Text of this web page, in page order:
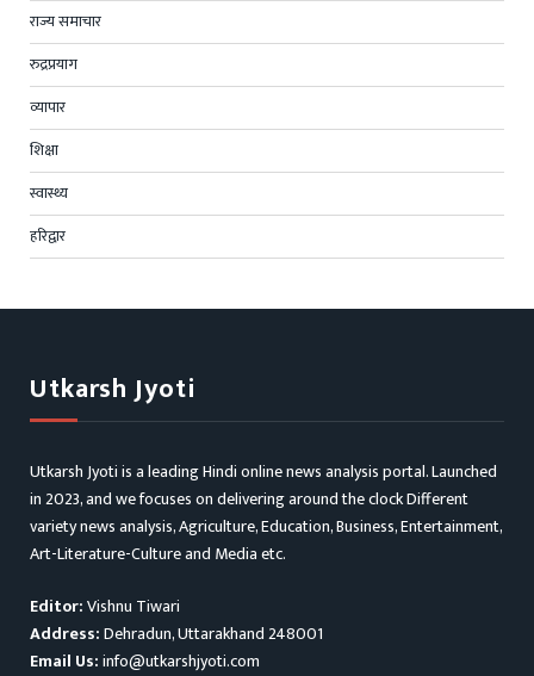
राज्य समाचार
रुद्रप्रयाग
व्यापार
शिक्षा
स्वास्थ्य
हरिद्वार
Utkarsh Jyoti
Utkarsh Jyoti is a leading Hindi online news analysis portal. Launched
in 2023, and we focuses on delivering around the clock Different
variety news analysis, Agriculture, Education, Business, Entertainment,
Art-Literature-Culture and Media etc.
Editor:Vishnu Tiwari
Address:Dehradun, Uttarakhand 248001
Email Us:info@utkarshjyoti.com